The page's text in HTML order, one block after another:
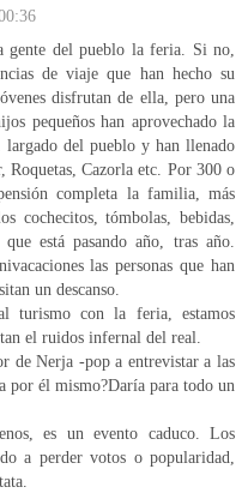
gente del pueblo la feria. Si no,
de viaje que han hecho su
disfrutan de ella, pero una
pequeños han aprovechado la
largado del pueblo y han llenado
Roquetas, Cazorla etc. Por 300 o
completa la familia, más
cochecitos, tómbolas, bebidas,
está pasando año, tras año.
las personas que han
un descanso.
turismo con la feria, estamos
el ruidos infernal del real.
de Nerja -pop a entrevistar a las
por él mismo?Daría para todo un
es un evento caduco. Los
a perder votos o popularidad,